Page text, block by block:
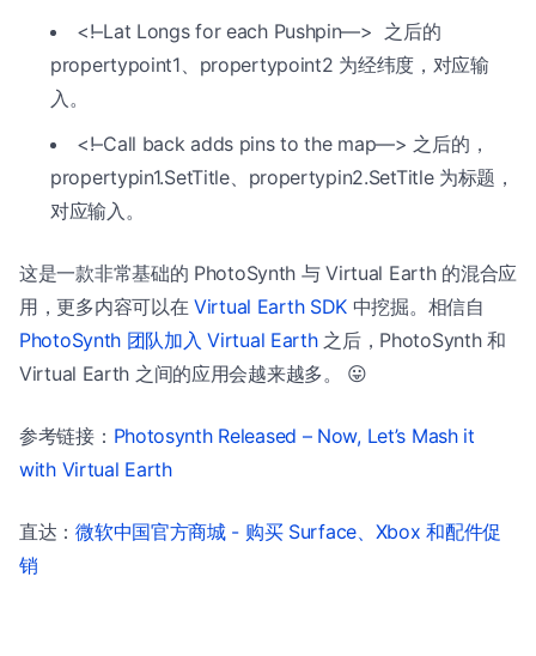
<!–Lat Longs for each Pushpin—> 之后的
propertypoint1、propertypoint2 为经纬度，对应输
入。
<!–Call back adds pins to the map—> 之后的，
propertypin1.SetTitle、propertypin2.SetTitle 为标题，
对应输入。
这是一款非常基础的 PhotoSynth 与 Virtual Earth 的混合应
用，更多内容可以在Virtual Earth SDK 中挖掘。相信自
PhotoSynth 团队加入 Virtual Earth之后，PhotoSynth 和
Virtual Earth 之间的应用会越来越多。 😛
参考链接： Photosynth Released – Now, Let’s Mash it
with Virtual Earth
直达：微软中国官方商城 - 购买 Surface、Xbox 和配件促
销